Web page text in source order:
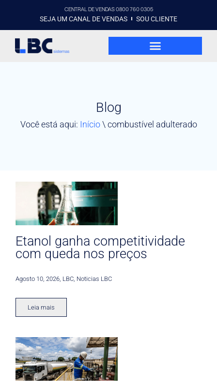
CENTRAL DE VENDAS 0800 760 0305
SEJA UM CANAL DE VENDAS SOU CLIENTE
Blog
Você está aqui: Início\ combustível adulterado
Etanol ganha competitividade
com queda nos preços
Agosto 10, 2026 LBC Noticias LBC
Leia mais